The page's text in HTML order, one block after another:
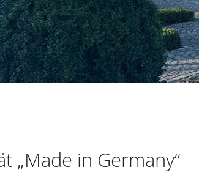
„Made in Germany“